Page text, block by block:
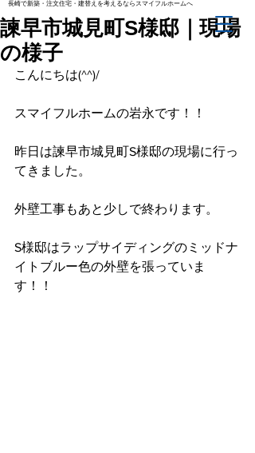
長崎で新築・注文住宅・建替えを考えるならスマイフルホームへ
諫早市城見町S様邸｜現場
の様子
こんにちは(^^)/
スマイフルホームの岩永です！！
昨日は諫早市城見町S様邸の現場に行っ
てきました。
外壁工事もあと少しで終わります。
S様邸はラップサイディングのミッドナ
イトブルー色の外壁を張っていま
す！！